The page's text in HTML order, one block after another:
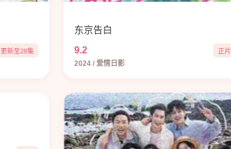
更新至28集
东京告白
9.2
正片
2024 / 爱情日影